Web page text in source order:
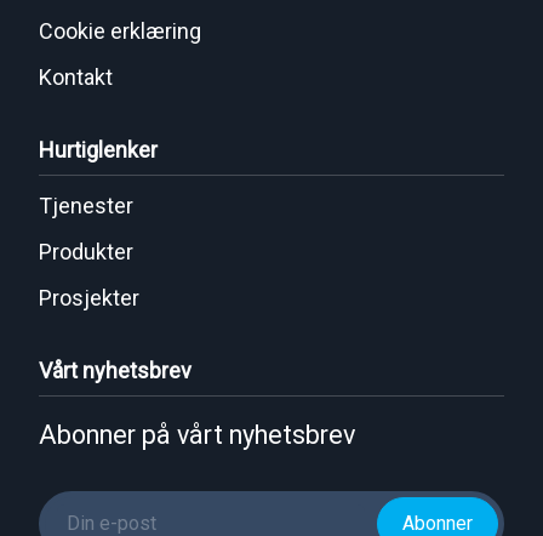
Cookie erklæring
Kontakt
Hurtiglenker
Tjenester
Produkter
Prosjekter
Vårt nyhetsbrev
Abonner på vårt nyhetsbrev
Abonner